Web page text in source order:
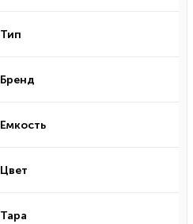
Тип
Бренд
Емкость
Цвет
Тара